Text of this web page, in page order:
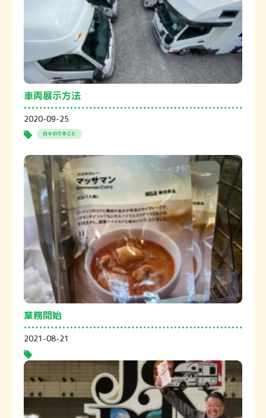
車両展示方法
2020-09-25
日々のできごと
業務開始
2021-08-21